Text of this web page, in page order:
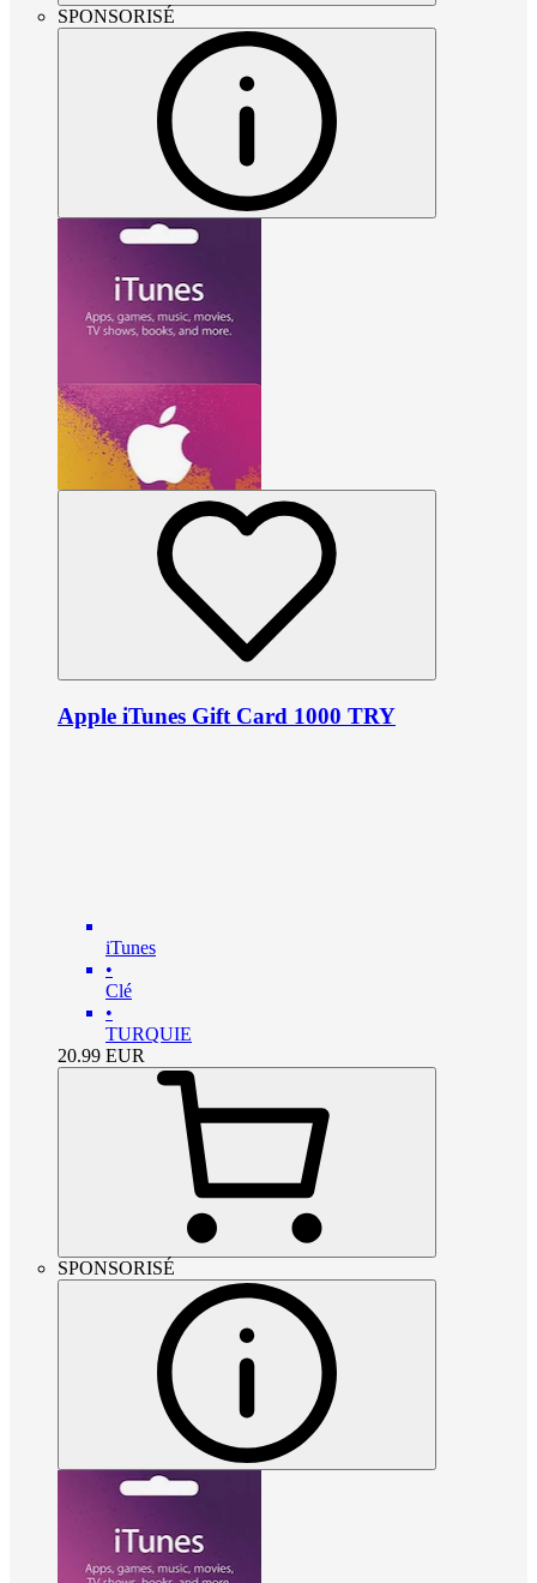
SPONSORISÉ
Apple iTunes Gift Card 1000 TRY
iTunes
•
Clé
•
TURQUIE
20.99 EUR
SPONSORISÉ